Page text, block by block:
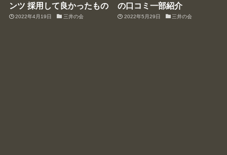
ンツ 採用して良かったもの
2022年4月19日 三井の会
の口コミ一部紹介
2022年5月29日 三井の会